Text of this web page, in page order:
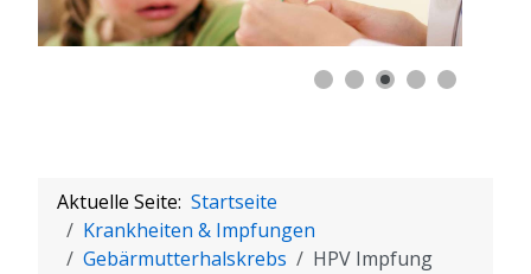
Aktuelle Seite: Startseite
Krankheiten & Impfungen
Gebärmutterhalskrebs
HPV Impfung